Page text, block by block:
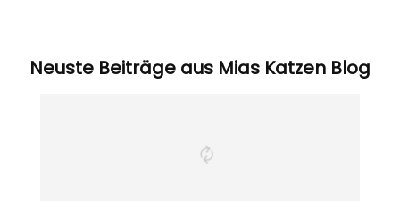
Neuste Beiträge aus Mias Katzen Blog